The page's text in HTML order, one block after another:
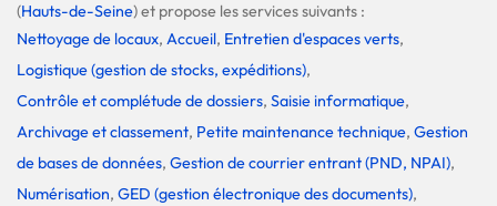
(Hauts-de-Seine) et propose les services suivants :
Nettoyage de locaux, Accueil, Entretien d'espaces verts,
Logistique (gestion de stocks, expéditions),
Contrôle et complétude de dossiers, Saisie informatique,
Archivage et classement, Petite maintenance technique, Gestion
de bases de données, Gestion de courrier entrant (PND, NPAI),
Numérisation, GED (gestion électronique des documents),